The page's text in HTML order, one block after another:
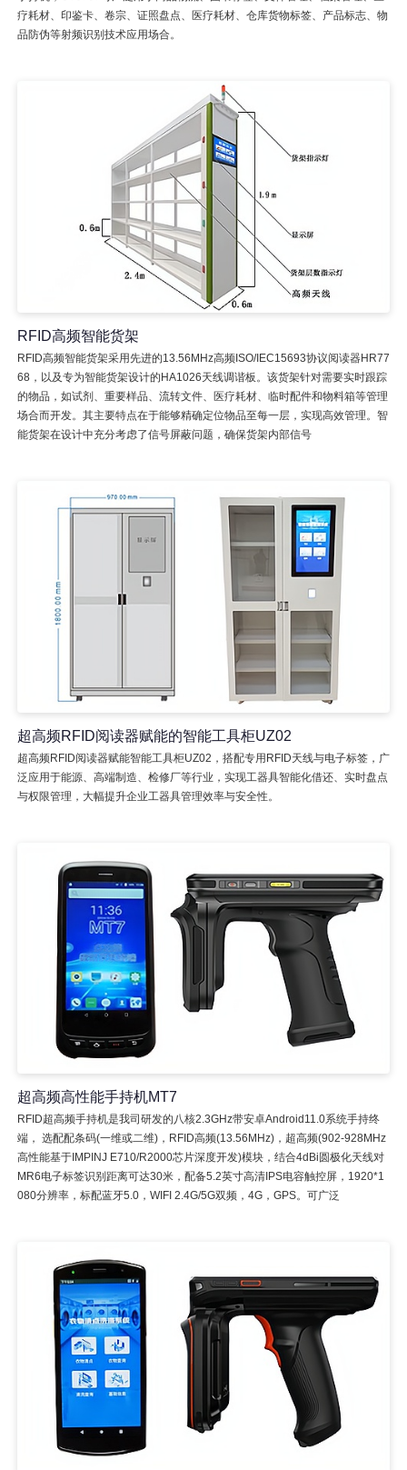
疗耗材、印鉴卡、卷宗、证照盘点、医疗耗材、仓库货物标签、产品标志、物
品防伪等射频识别技术应用场合。
RFID高频智能货架
RFID高频智能货架采用先进的13.56MHz高频ISO/IEC15693协议阅读器HR77
68，以及专为智能货架设计的HA1026天线调谐板。该货架针对需要实时跟踪
的物品，如试剂、重要样品、流转文件、医疗耗材、临时配件和物料箱等管理
场合而开发。其主要特点在于能够精确定位物品至每一层，实现高效管理。智
能货架在设计中充分考虑了信号屏蔽问题，确保货架内部信号
超高频RFID阅读器赋能的智能工具柜UZ02
超高频RFID阅读器赋能智能工具柜UZ02，搭配专用RFID天线与电子标签，广
泛应用于能源、高端制造、检修厂等行业，实现工器具智能化借还、实时盘点
与权限管理，大幅提升企业工器具管理效率与安全性。
超高频高性能手持机MT7
RFID超高频手持机是我司研发的八核2.3GHz带安卓Android11.0系统手持终
端， 选配配条码(一维或二维)，RFID高频(13.56MHz)，超高频(902-928MHz
高性能基于IMPINJ E710/R2000芯片深度开发)模块，结合4dBi圆极化天线对
MR6电子标签识别距离可达30米，配备5.2英寸高清IPS电容触控屏，1920*1
080分辨率，标配蓝牙5.0，WIFI 2.4G/5G双频，4G，GPS。可广泛